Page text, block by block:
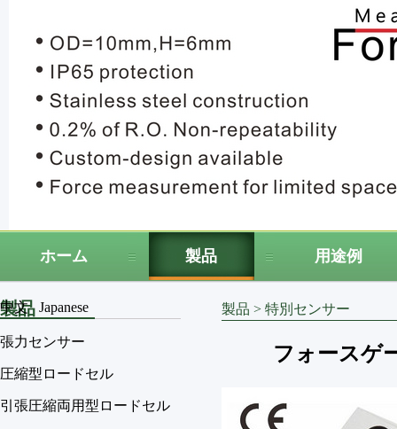
ホーム 製品 用途例
中文 Japanese
製品
張力センサー
圧縮型ロードセル
引張圧縮両用型ロードセル
製品 > 特別センサー
フォースゲ